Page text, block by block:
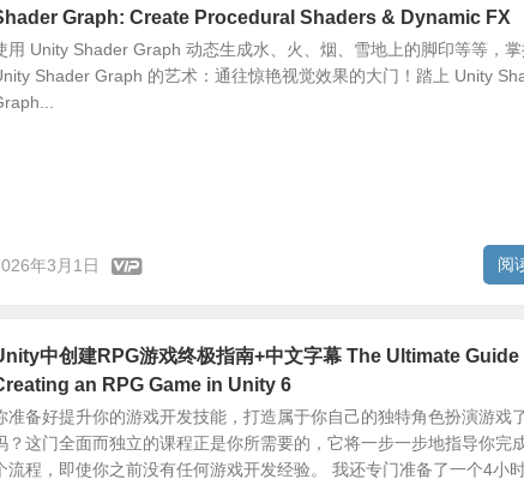
Graph: Create Procedural Shaders & Dynamic FX
用 Unity Shader Graph 动态生成水、火、烟、雪地上的脚印等等，掌
Shader Graph 的艺术：通往惊艳视觉效果的大门！踏上 Unity
年3月1日 阅
中创建RPG游戏终极指南+中文字幕 The Ultimate Guide
an RPG Game in Unity 6
准备好提升你的游戏开发技能，打造属于你自己的独特角色扮演游戏
？这门全面而独立的课程正是你所需要的，它将一步一步地指导你完
流程，即使你之前没有任何游戏开发经验。 我还专门准备了一个4小